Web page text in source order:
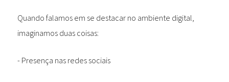
Quando falamos em se destacar no ambiente digital,
imaginamos duas coisas:
- Presença nas redes sociais